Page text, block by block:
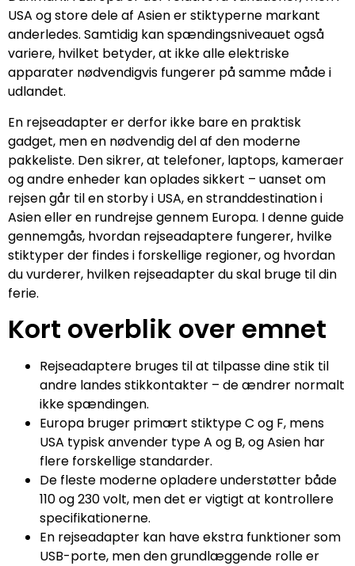
USA og store dele af Asien er stiktyperne markant
anderledes. Samtidig kan spændingsniveauet også
variere, hvilket betyder, at ikke alle elektriske
apparater nødvendigvis fungerer på samme måde i
udlandet.
En rejseadapter er derfor ikke bare en praktisk
gadget, men en nødvendig del af den moderne
pakkeliste. Den sikrer, at telefoner, laptops, kameraer
og andre enheder kan oplades sikkert – uanset om
rejsen går til en storby i USA, en stranddestination i
Asien eller en rundrejse gennem Europa. I denne guide
gennemgås, hvordan rejseadaptere fungerer, hvilke
stiktyper der findes i forskellige regioner, og hvordan
du vurderer, hvilken rejseadapter du skal bruge til din
ferie.
Kort overblik over emnet
Rejseadaptere bruges til at tilpasse dine stik til
andre landes stikkontakter – de ændrer normalt
ikke spændingen.
Europa bruger primært stiktype C og F, mens
USA typisk anvender type A og B, og Asien har
flere forskellige standarder.
De fleste moderne opladere understøtter både
110 og 230 volt, men det er vigtigt at kontrollere
specifikationerne.
En rejseadapter kan have ekstra funktioner som
USB-porte, men den grundlæggende rolle er